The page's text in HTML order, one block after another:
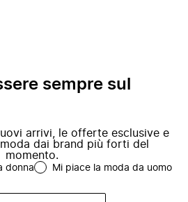
sempre sul
arrivi, le offerte esclusive e
dai brand più forti del
momento.
donna Mi piace la moda da uomo